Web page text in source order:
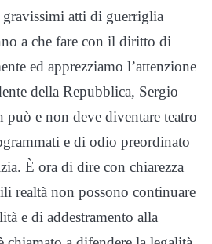
atti di guerriglia
a che fare con il diritto di
ed apprezziamo l’attenzione
della Repubblica, Sergio
e non deve diventare teatro
e di odio preordinato
È ora di dire con chiarezza
realtà non possono continuare
e di addestramento alla